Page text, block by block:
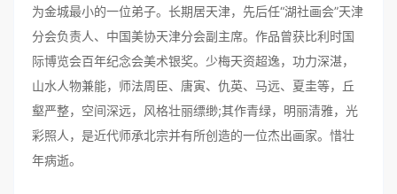
为金城最小的一位弟子。长期居天津，先后任“湖社画会”天津
分会负责人、中国美协天津分会副主席。作品曾获比利时国
际博览会百年纪念会美术银奖。少梅天资超逸，功力深湛，
山水人物兼能，师法周臣、唐寅、仇英、马远、夏圭等，丘
壑严整，空间深远，风格壮丽缥缈;其作青绿，明丽清雅，光
彩照人，是近代师承北宗并有所创造的一位杰出画家。惜壮
年病逝。